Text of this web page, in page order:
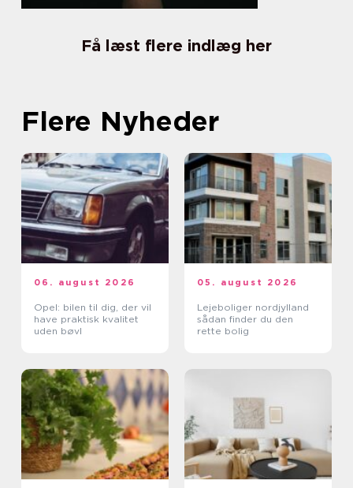
Få læst flere indlæg her
Flere Nyheder
06. august 2026
Opel: bilen til dig, der vil
have praktisk kvalitet
uden bøvl
05. august 2026
Lejeboliger nordjylland
sådan finder du den
rette bolig